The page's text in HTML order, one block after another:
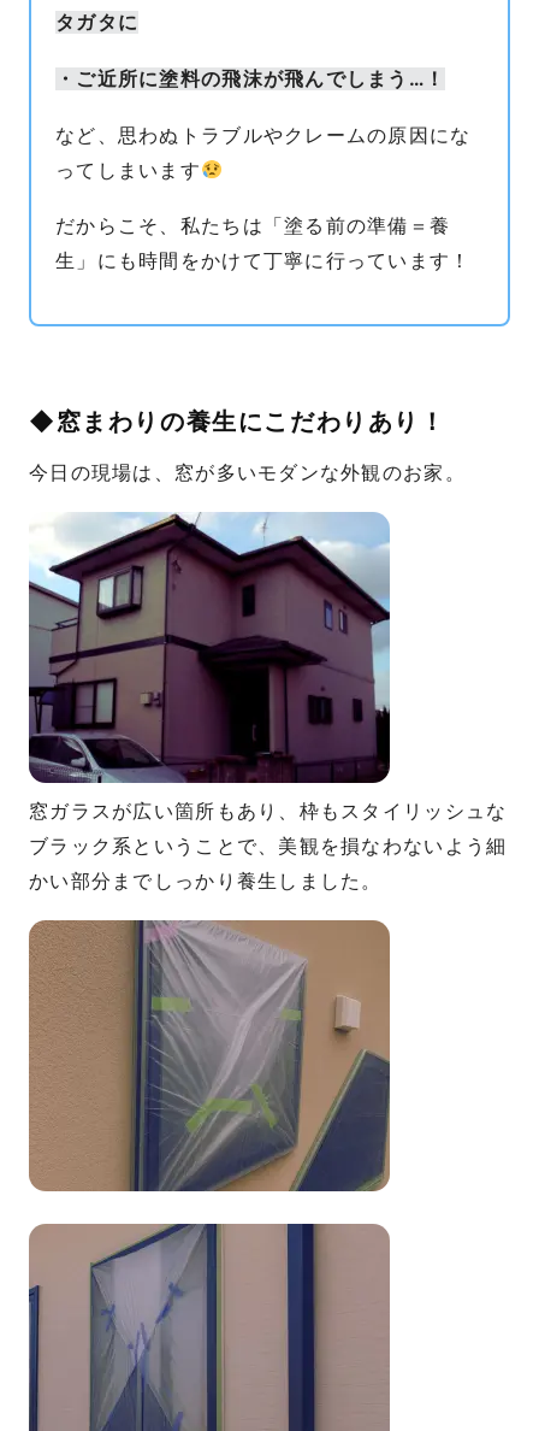
タガタに
・ご近所に塗料の飛沫が飛んでしまう…！
など、思わぬトラブルやクレームの原因にな
ってしまいます
だからこそ、私たちは「塗る前の準備＝養
生」にも時間をかけて丁寧に行っています！
◆窓まわりの養生にこだわりあり！
今日の現場は、窓が多いモダンな外観のお家。
窓ガラスが広い箇所もあり、枠もスタイリッシュな
ブラック系ということで、美観を損なわないよう細
かい部分までしっかり養生しました。